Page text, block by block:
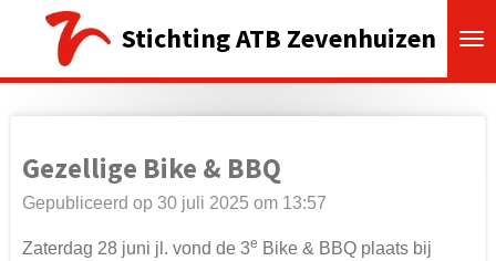
direct
naar
Stichting ATB Zevenhuizen
Gezellige Bike & BBQ
Gepubliceerd op 30 juli 2025 om 13:57
Zaterdag 28 juni jl. vond de 3e Bike & BBQ plaats bij